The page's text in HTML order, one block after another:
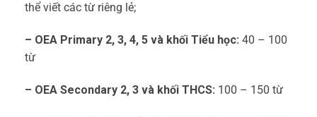
thể viết các từ riêng lẻ;
– OEA Primary 2, 3, 4, 5 và khối Tiểu học: 40 – 100
từ
– OEA Secondary 2, 3 và khối THCS: 100 – 150 từ